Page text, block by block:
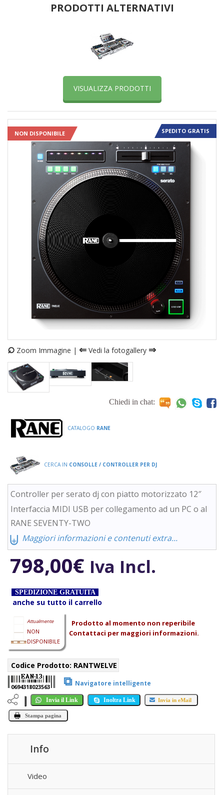
PRODOTTI ALTERNATIVI
VISUALIZZA PRODOTTI
NON DISPONIBILE SPEDITO GRATIS
⌕ Zoom Immagine | ⇐ Vedi la fotogallery ⇒
Chiedi in chat:
CATALOGO RANE
CERCA IN CONSOLLE / CONTROLLER PER DJ
Controller per serato dj con piatto motorizzato 12″
Interfaccia MIDI USB per collegamento ad un PC o al
RANE SEVENTY-TWO
⨄ Maggiori informazioni e contenuti extra...
798,00€ Iva Incl.
SPEDIZIONE GRATUITA
anche su tutto il carrello
Attualmente
NON
DISPONIBILE
Prodotto al momento non reperibile
Contattaci per maggiori informazioni.
Codice Prodotto: RANTWELVE
0694318023563 ⧉ Navigatore intelligente
Invia il Link Inoltra Link Invia in eMail
Stampa pagina
Info
Video